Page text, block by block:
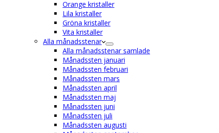
Orange kristaller
Lila kristaller
Gröna kristaller
Vita kristaller
Alla månadsstenar
Alla månadsstenar samlade
Månadssten januari
Månadssten februari
Månadssten mars
Månadssten april
Månadssten maj
Månadssten juni
Månadssten juli
Månadssten augusti